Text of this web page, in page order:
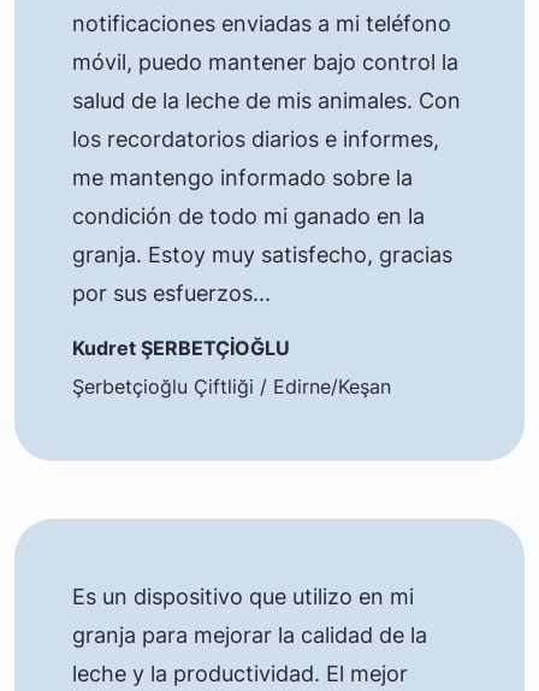
notificaciones enviadas a mi teléfono
móvil, puedo mantener bajo control la
salud de la leche de mis animales. Con
los recordatorios diarios e informes,
me mantengo informado sobre la
condición de todo mi ganado en la
granja. Estoy muy satisfecho, gracias
por sus esfuerzos...
Kudret ŞERBETÇİOĞLU
Şerbetçioğlu Çiftliği / Edirne/Keşan
Es un dispositivo que utilizo en mi
granja para mejorar la calidad de la
leche y la productividad. El mejor